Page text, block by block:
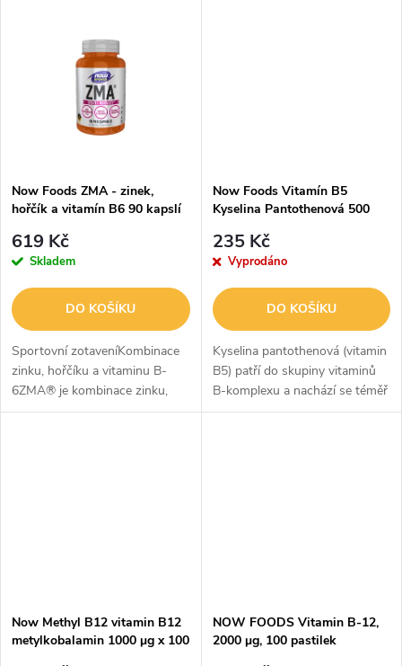
Now Foods ZMA - zinek,
hořčík a vitamín B6 90 kapslí
619 Kč
Skladem
DO KOŠÍKU
Sportovní zotaveníKombinace
zinku, hořčíku a vitaminu B-
6ZMA® je kombinace zinku,
hořčíku a vitaminu B-6 určená k
Now Foods Vitamín B5
Kyselina Pantothenová 500
235 Kč
Vyprodáno
DO KOŠÍKU
Kyselina pantothenová (vitamin
B5) patří do skupiny vitaminů
B-komplexu a nachází se téměř
ve všech živých buňkách jako
Now Methyl B12 vitamin B12
metylkobalamin 1000 μg x 100
NOW FOODS Vitamin B-12,
2000 μg, 100 pastilek